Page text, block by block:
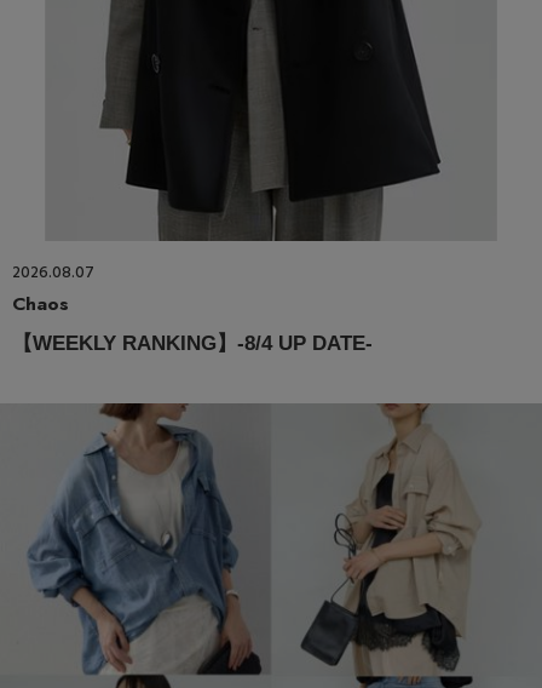
2026.08.07
Chaos
【WEEKLY RANKING】-8/4 UP DATE-